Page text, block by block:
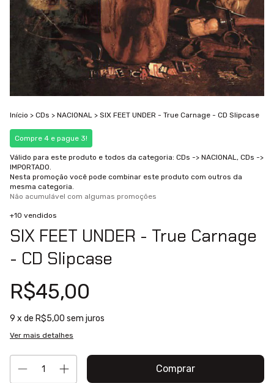
Início > CDs > NACIONAL > SIX FEET UNDER - True Carnage - CD Slipcase
Compre 4 e pague 3!
Válido para este produto e todos da categoria: CDs -> NACIONAL, CDs ->
IMPORTADO.
Nesta promoção você pode combinar este produto com outros da
mesma categoria.
Não acumulável com algumas promoções
+10 vendidos
SIX FEET UNDER - True Carnage
- CD Slipcase
R$45,00
9 x de R$5,00 sem juros
Ver mais detalhes